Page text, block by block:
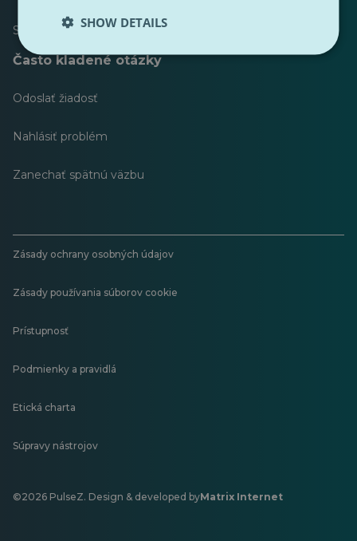
Súpravy nástrojov
Často kladené otázky
Odoslať žiadosť
Nahlásiť problém
Zanechať spätnú väzbu
Zásady ochrany osobných údajov
Zásady používania súborov cookie
Prístupnosť
Podmienky a pravidlá
Etická charta
Súpravy nástrojov
©2026 PulseZ. Design & developed byMatrix Internet
Otvorí
SHOW DETAILS